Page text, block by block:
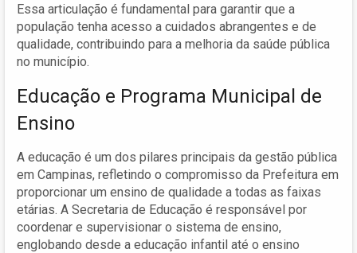
Essa articulação é fundamental para garantir que a
população tenha acesso a cuidados abrangentes e de
qualidade, contribuindo para a melhoria da saúde pública
no município.
Educação e Programa Municipal de
Ensino
A educação é um dos pilares principais da gestão pública
em Campinas, refletindo o compromisso da Prefeitura em
proporcionar um ensino de qualidade a todas as faixas
etárias. A Secretaria de Educação é responsável por
coordenar e supervisionar o sistema de ensino,
englobando desde a educação infantil até o ensino